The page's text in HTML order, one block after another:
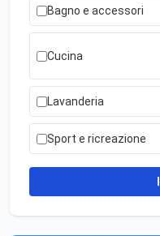
Bagno e accessori
Cucina
Lavanderia
Sport e ricreazione